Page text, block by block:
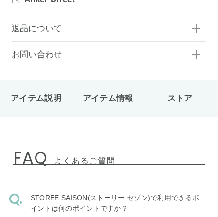
返品について
お問い合わせ
アイテム説明 アイテム情報 ストア
FAQ よくあるご質問
STOREE SAISON(ストーリー セゾン)で利用できるポ
イントは何のポイントですか？